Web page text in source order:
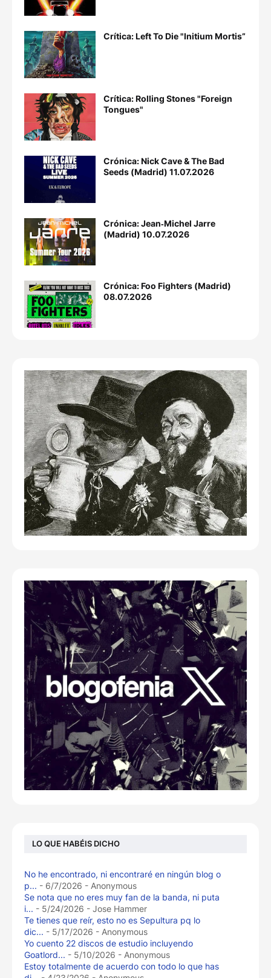
Crítica: Left To Die "Initium Mortis”
Crítica: Rolling Stones "Foreign
Tongues"
Crónica: Nick Cave & The Bad
Seeds (Madrid) 11.07.2026
Crónica: Jean‐Michel Jarre
(Madrid) 10.07.2026
Crónica: Foo Fighters (Madrid)
08.07.2026
LO QUE HABÉIS DICHO
No he encontrado, ni encontraré en ningún blog o
p... - 6/7/2026 - Anonymous
Se nota que no eres muy fan de la banda, ni puta
i... - 5/24/2026 - Jose Hammer
Te tienes que reír, esto no es Sepultura pq lo
dic... - 5/17/2026 - Anonymous
Yo cuento 22 discos de estudio incluyendo
Goatlord... - 5/10/2026 - Anonymous
Estoy totalmente de acuerdo con todo lo que has